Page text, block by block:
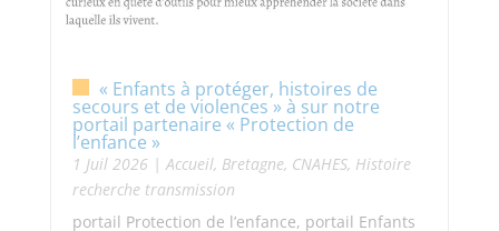
« Enfants à protéger, histoires de
secours et de violences » à sur notre
portail partenaire « Protection de
l’enfance »
1 Juil 2026|Accueil, Bretagne, CNAHES, Histoire
recherche transmission
portail Protection de l’enfance, portail Enfants